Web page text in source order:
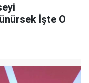
İşte O